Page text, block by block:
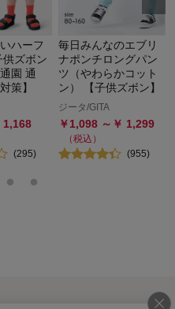
ハーフ
ズボン
園 通
策】
1,168
(295)
毎日みんなのエブリ
ナポンチロングパン
ツ（やわらかコット
ン） 【子供ズボン】
ジータ/GITA
￥1,098 ～￥ 1,299
（税込）
(955)